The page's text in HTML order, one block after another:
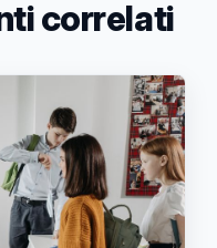
correlati